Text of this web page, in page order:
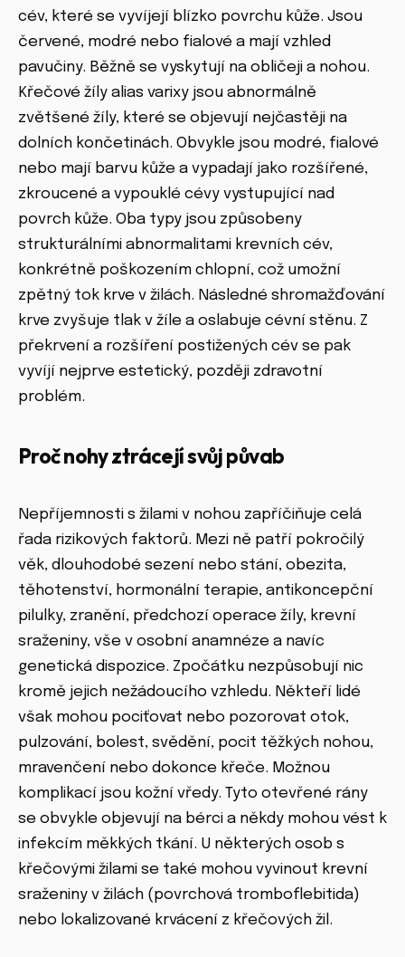
cév, které se vyvíjejí blízko povrchu kůže. Jsou
červené, modré nebo fialové a mají vzhled
pavučiny. Běžně se vyskytují na obličeji a nohou.
Křečové žíly alias varixy jsou abnormálně
zvětšené žíly, které se objevují nejčastěji na
dolních končetinách. Obvykle jsou modré, fialové
nebo mají barvu kůže a vypadají jako rozšířené,
zkroucené a vypouklé cévy vystupující nad
povrch kůže. Oba typy jsou způsobeny
strukturálními abnormalitami krevních cév,
konkrétně poškozením chlopní, což umožní
zpětný tok krve v žilách. Následné shromažďování
krve zvyšuje tlak v žíle a oslabuje cévní stěnu. Z
překrvení a rozšíření postižených cév se pak
vyvíjí nejprve estetický, později zdravotní
problém.
Proč nohy ztrácejí svůj půvab
Nepříjemnosti s žilami v nohou zapříčiňuje celá
řada rizikových faktorů. Mezi ně patří pokročilý
věk, dlouhodobé sezení nebo stání, obezita,
těhotenství, hormonální terapie, antikoncepční
pilulky, zranění, předchozí operace žíly, krevní
sraženiny, vše v osobní anamnéze a navíc
genetická dispozice. Zpočátku nezpůsobují nic
kromě jejich nežádoucího vzhledu. Někteří lidé
však mohou pociťovat nebo pozorovat otok,
pulzování, bolest, svědění, pocit těžkých nohou,
mravenčení nebo dokonce křeče. Možnou
komplikací jsou kožní vředy. Tyto otevřené rány
se obvykle objevují na bérci a někdy mohou vést k
infekcím měkkých tkání. U některých osob s
křečovými žilami se také mohou vyvinout krevní
sraženiny v žilách (povrchová tromboflebitida)
nebo lokalizované krvácení z křečových žil.